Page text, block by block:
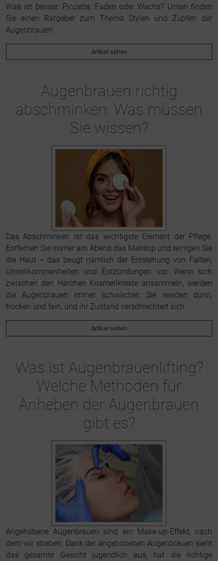
Was ist besser: Pinzette, Faden oder Wachs? Unten finden
Sie einen Ratgeber zum Thema Stylen und Zupfen der
Augenbrauen!
Artikel sehen
Augenbrauen richtig
abschminken: Was müssen
Sie wissen?
Das Abschminken ist das wichtigste Element der Pflege.
Entfernen Sie immer am Abend das Makeup und reinigen Sie
die Haut – das beugt nämlich der Entstehung von Falten,
Unvollkommenheiten und Entzündungen vor. Wenn sich
zwischen den Härchen Kosmetikreste ansammeln, werden
die Augenbrauen immer schwächer: Sie werden dünn,
trocken und fein, und ihr Zustand verschlechtert sich.
Artikel sehen
Was ist Augenbrauenlifting?
Welche Methoden für
Anheben der Augenbrauen
gibt es?
Angehobene Augenbrauen sind ein Make-up-Effekt, nach
dem wir streben. Dank der angehobenen Augenbrauen sieht
das gesamte Gesicht jugendlich aus, hat die richtige